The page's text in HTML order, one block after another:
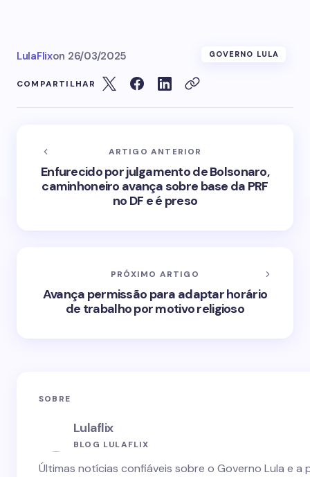
LulaFlixon 26/03/2025 GOVERNO LULA
COMPARTILHAR
ARTIGO ANTERIOR
Enfurecido por julgamento de Bolsonaro,
caminhoneiro avança sobre base da PRF
no DF e é preso
PRÓXIMO ARTIGO
Avança permissão para adaptar horário
de trabalho por motivo religioso
SOBRE
Lulaflix
BLOG LULAFLIX
Últimas notícias confiáveis sobre o Governo Lula e